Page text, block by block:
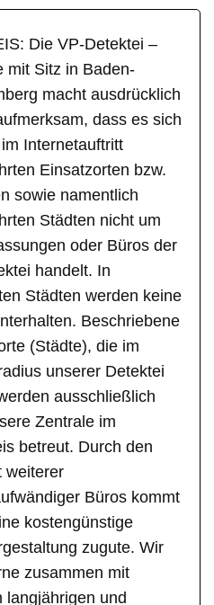
Die VP-Detektei –
mit Sitz in Baden-
macht ausdrücklich
dass es sich
Internetauftritt
Einsatzorten bzw.
sowie namentlich
Städten nicht um
oder Büros der
handelt. In
Städten werden keine
Beschriebene
(Städte), die im
unserer Detektei
ausschließlich
Zentrale im
betreut. Durch den
weiterer
Büros kommt
kostengünstige
zugute. Wir
zusammen mit
langjährigen und